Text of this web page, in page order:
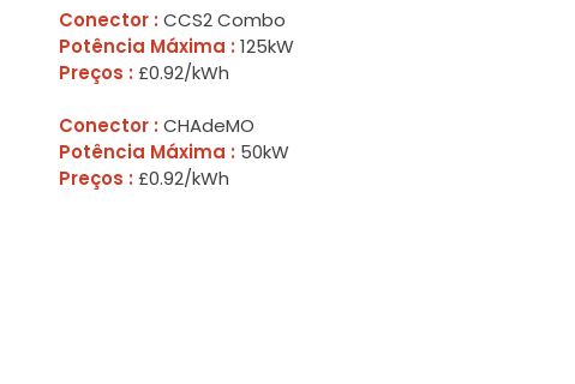
Conector : CCS2 Combo
Potência Máxima : 125kW
Preços : £0.92/kWh
Conector : CHAdeMO
Potência Máxima : 50kW
Preços : £0.92/kWh